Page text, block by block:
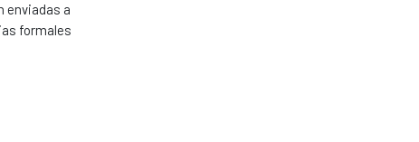
enviadas a
formales